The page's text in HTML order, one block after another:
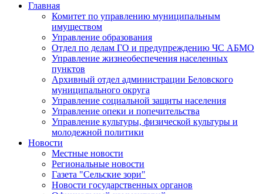
Главная
Комитет по управлению муниципальным
имуществом
Управление образования
Отдел по делам ГО и предупреждению ЧС АБМО
Управление жизнеобеспечения населенных
пунктов
Архивный отдел администрации Беловского
муниципального округа
Управление социальной защиты населения
Управление опеки и попечительства
Управление культуры, физической культуры и
молодежной политики
Новости
Местные новости
Региональные новости
Газета "Сельские зори"
Новости государственных органов